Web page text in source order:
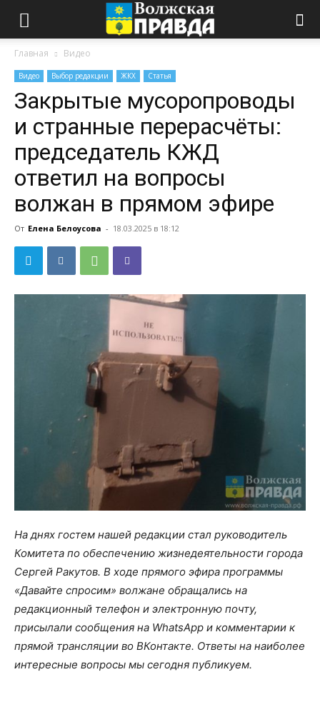
Главная Видео
Видео Выбор редакции ЖКХ Статья
Закрытые мусоропроводы
и странные перерасчёты:
председатель КЖД
ответил на вопросы
волжан в прямом эфире
От Елена Белоусова - 18.03.2025 в 18:12
На днях гостем нашей редакции стал руководитель
Комитета по обеспечению жизнедеятельности города
Сергей Ракутов. В ходе прямого эфира программы
«Давайте спросим» волжане обращались на
редакционный телефон и электронную почту,
присылали сообщения на WhatsApp и комментарии к
прямой трансляции во ВКонтакте. Ответы на наиболее
интересные вопросы мы сегодня публикуем.